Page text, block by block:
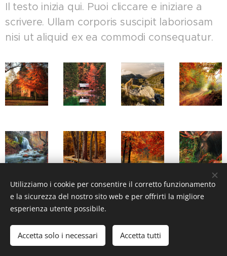
Il testo inizia qui. Puoi cliccare e iniziare a
scrivere. Ullam corporis suscipit laboriosam
nisi ut aliquid ex ea commodi consequatur.
Cookies
Utilizziamo i cookie per consentire il corretto funzionamento
e la sicurezza del nostro sito web e per offrirti la migliore
esperienza utente possibile.
Accetta solo i necessari Accetta tutti